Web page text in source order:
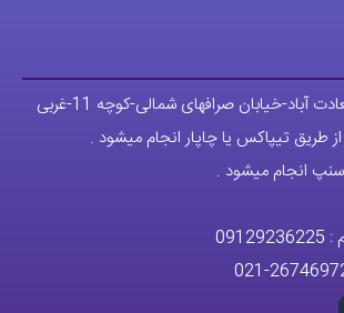
طریق تیپاکس یا چاپار انجام میشود .
انجام میشود .
:
09129236225
26746972